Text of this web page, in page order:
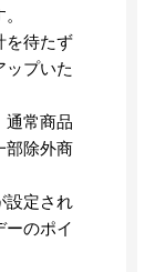
を待たず
ップいた
通常商品
部除外商
設定され
ーのポイ